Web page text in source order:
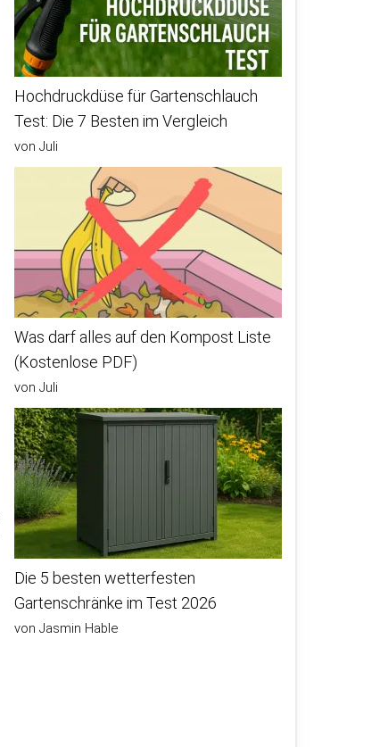
Hochdruckdüse für Gartenschlauch
Test: Die 7 Besten im Vergleich
von Juli
Was darf alles auf den Kompost Liste
(Kostenlose PDF)
von Juli
Die 5 besten wetterfesten
Gartenschränke im Test 2026
von Jasmin Hable